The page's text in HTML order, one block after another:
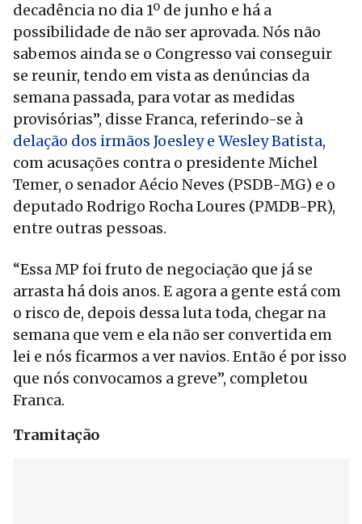
decadência no dia 1º de junho e há a
possibilidade de não ser aprovada. Nós não
sabemos ainda se o Congresso vai conseguir
se reunir, tendo em vista as denúncias da
semana passada, para votar as medidas
provisórias”, disse Franca, referindo-se à
delação dos irmãos Joesley e Wesley Batista,
com acusações contra o presidente Michel
Temer, o senador Aécio Neves (PSDB-MG) e o
deputado Rodrigo Rocha Loures (PMDB-PR),
entre outras pessoas.
“Essa MP foi fruto de negociação que já se
arrasta há dois anos. E agora a gente está com
o risco de, depois dessa luta toda, chegar na
semana que vem e ela não ser convertida em
lei e nós ficarmos a ver navios. Então é por isso
que nós convocamos a greve”, completou
Franca.
Tramitação